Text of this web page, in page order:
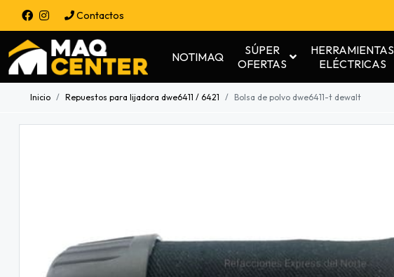
Contactos
NOTIMAQ
SÚPER
OFERTAS
HERRAMIENTAS
ELÉCTRICAS
Inicio Repuestos para lijadora dwe6411 / 6421 Bolsa de polvo dwe6411-t dewalt